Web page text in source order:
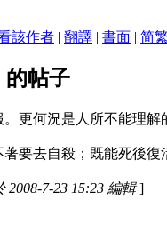
該作者 | 翻譯 | 書面 | 简繁
的帖子
更何況是人所不能理解
要去自殺；既能死後
2008-7-23 15:23 編輯]